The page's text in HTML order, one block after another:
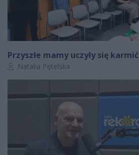
Przyszłe mamy uczyły się karmić
Autor artykułu:
Natalia Pętelska